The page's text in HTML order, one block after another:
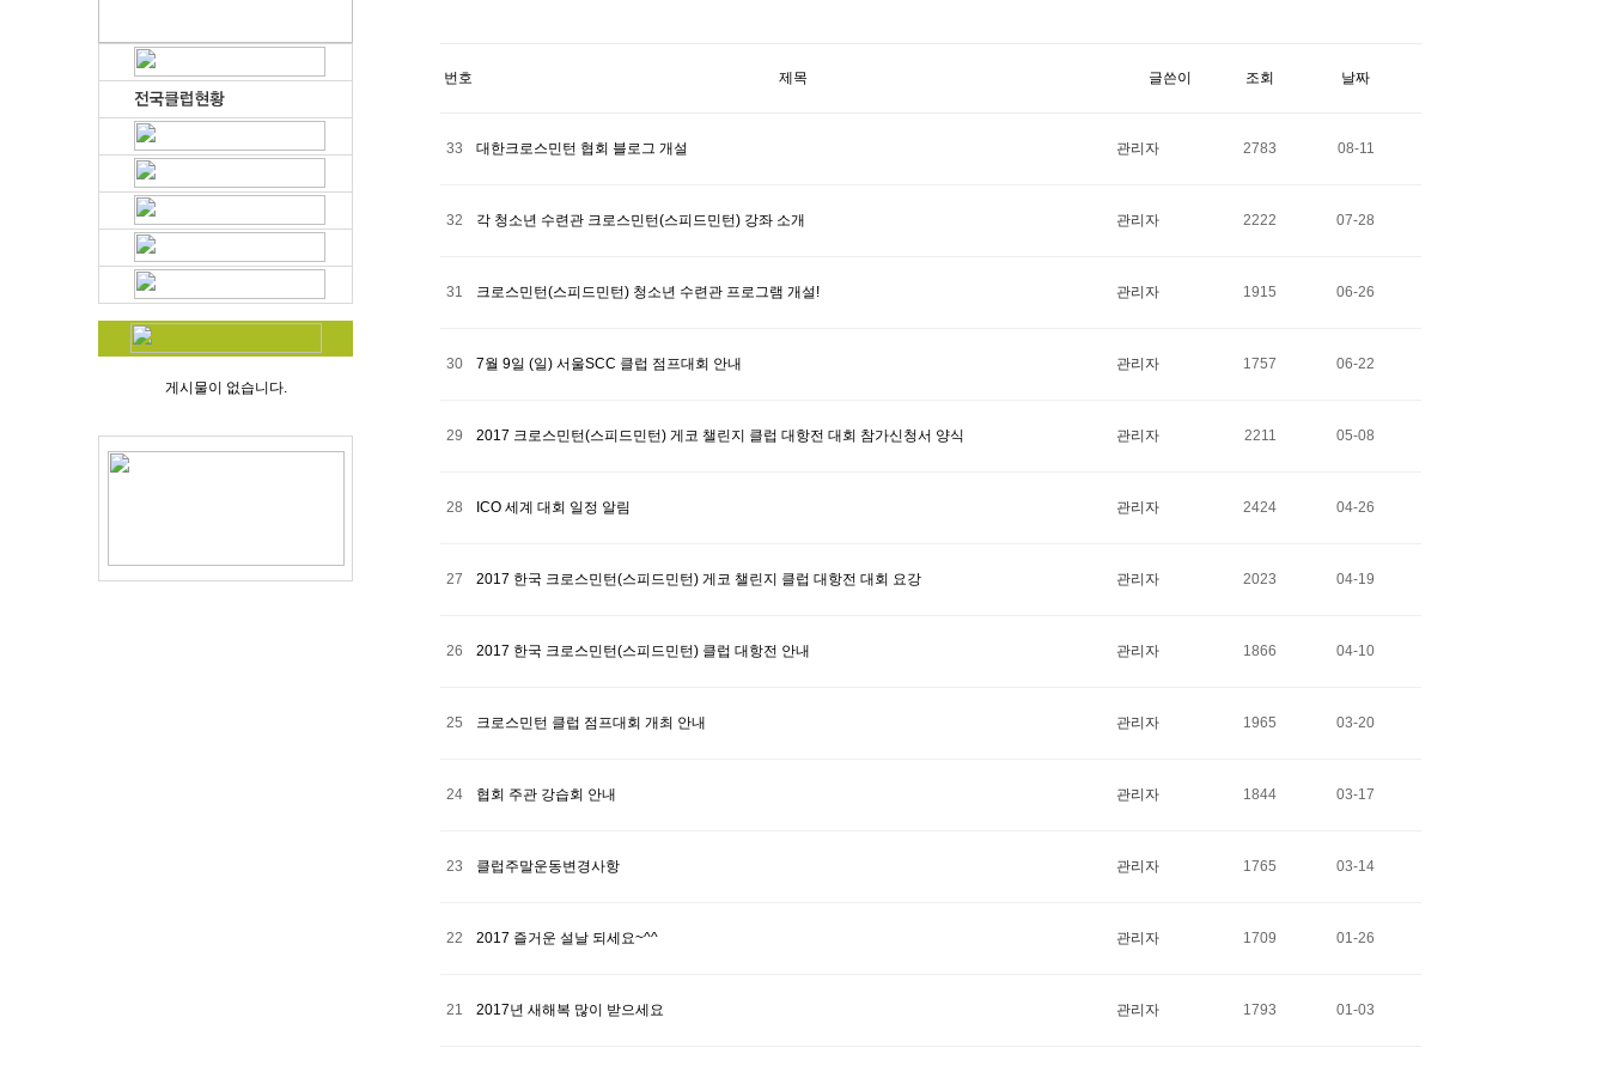
게시물이 없습니다.
번호 제목 글쓴이 조회 날짜
33 대한크로스민턴 협회 블로그 개설 관리자 2783 08-11
32 각 청소년 수련관 크로스민턴(스피드민턴)​ 강좌 소개 관리자 2222 07-28
31 크로스민턴(스피드민턴)​ 청소년 수련관 프로그램 개설! 관리자 1915 06-26
30 7월 9일 (일) 서울SCC 클럽 점프대회 안내 관리자 1757 06-22
29 2017 크로스민턴(스피드민턴)​ 게코 챌린지 클럽 대항전 대회 참가신청서 양식 관리자 2211 05-08
28 ICO 세계 대회 일정 알림 관리자 2424 04-26
27 2017 한국 크로스민턴(스피드민턴)​ 게코 챌린지 클럽 대항전 대회 요강 관리자 2023 04-19
26 2017 한국 크로스민턴(스피드민턴) 클럽 대항전 안내 관리자 1866 04-10
25 크로스민턴 클럽 점프대회 개최 안내 관리자 1965 03-20
24 협회 주관 강습회 안내 관리자 1844 03-17
23 클럽주말운동변경사항 관리자 1765 03-14
22 2017 즐거운 설날 되세요~^^ 관리자 1709 01-26
21 2017년 새해복 많이 받으세요 관리자 1793 01-03